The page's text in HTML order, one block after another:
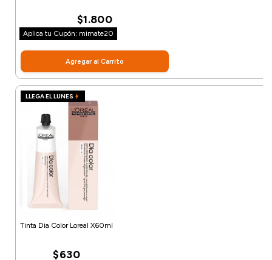
$1.800
Aplica tu Cupón: mimate20
Agregar al Carrito
LLEGA EL LUNES
Tinta Dia Color Loreal X60ml
$630